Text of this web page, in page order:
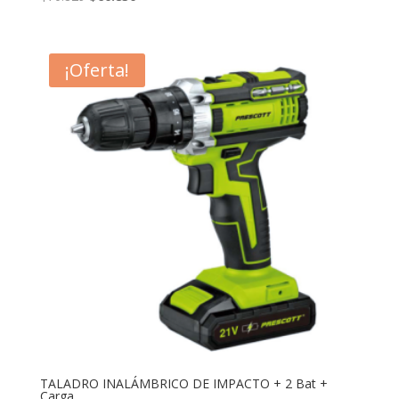
era:
$70.829.$60.830.
¡Oferta!
TALADRO INALÁMBRICO DE IMPACTO + 2 Bat +